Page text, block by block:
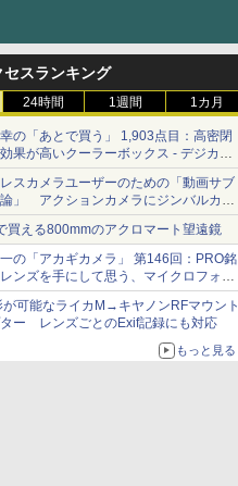
セスランキング
24時間 1週間 1カ月
の「あとで買う」 1,903点目：高密閉
果が高いクーラーボックス - デジカメ
スカメラユーザーのための「動画サブ
」 アクションカメラにジンバルカメ
の実質的な違いは？
買える800mmのアクロマート望遠鏡
の「アカギカメラ」 第146回：PRO銘
ンズを手にして思う、マイクロフォー
への期待と可能性
が可能なライカM→キヤノンRFマウント
ー レンズごとのExif記録にも対応
もっと見る